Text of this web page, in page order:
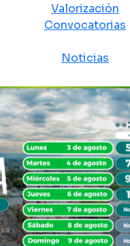
Valorización
Convocatorias
Noticias